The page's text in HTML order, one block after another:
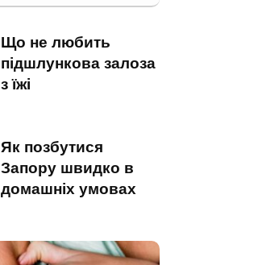
Що не любить
підшлункова залоза
з їжі
Як позбутися
Запору швидко в
домашніх умовах